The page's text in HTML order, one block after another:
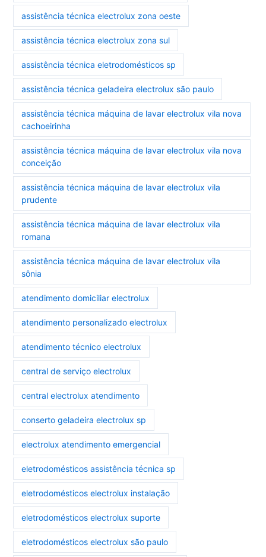
assistência técnica electrolux zona oeste
assistência técnica electrolux zona sul
assistência técnica eletrodomésticos sp
assistência técnica geladeira electrolux são paulo
assistência técnica máquina de lavar electrolux vila nova
cachoeirinha
assistência técnica máquina de lavar electrolux vila nova
conceição
assistência técnica máquina de lavar electrolux vila
prudente
assistência técnica máquina de lavar electrolux vila
romana
assistência técnica máquina de lavar electrolux vila
sônia
atendimento domiciliar electrolux
atendimento personalizado electrolux
atendimento técnico electrolux
central de serviço electrolux
central electrolux atendimento
conserto geladeira electrolux sp
electrolux atendimento emergencial
eletrodomésticos assistência técnica sp
eletrodomésticos electrolux instalação
eletrodomésticos electrolux suporte
eletrodomésticos electrolux são paulo